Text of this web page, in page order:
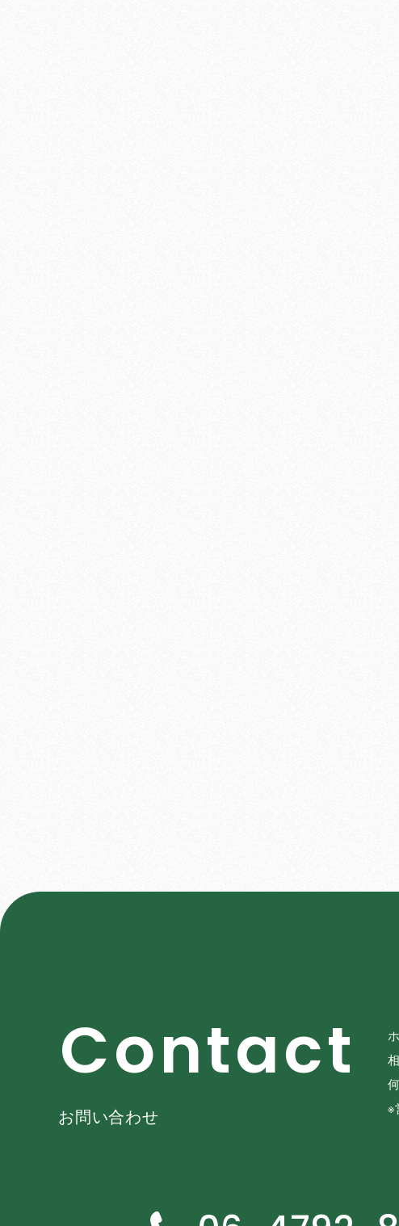
Contact
お問い合わせ
※